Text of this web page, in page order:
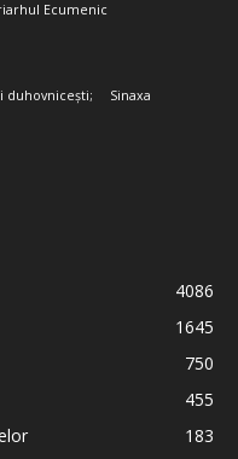
Ecumenic
duhovnicești; Sinaxa
4086
1645
750
455
183